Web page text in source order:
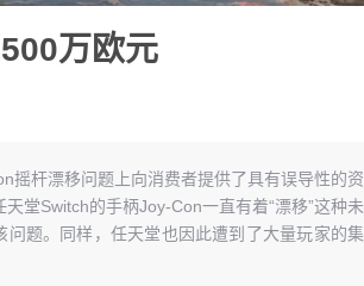
万欧元
摇杆漂移问题上向消费者提供了具有误导性的资
堂Switch的手柄Joy-Con一直有着“漂移”这种未
题。同样，任天堂也因此遭到了大量玩家的集